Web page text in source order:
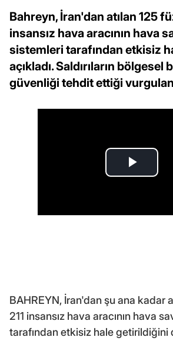
Bahreyn, İran'dan atılan 125
insansız hava aracının hava
sistemleri tarafından etkisiz
açıkladı. Saldırıların bölgesel
güvenliği tehdit ettiği
BAHREYN, İran'dan şu ana kadar
211 insansız hava aracının hava
tarafından etkisiz hale getirildiğini